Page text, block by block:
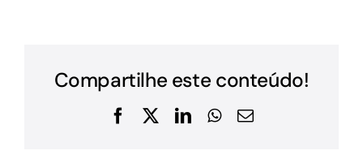
Compartilhe este conteúdo!
Facebook
X LinkedInWhatsApp
E-